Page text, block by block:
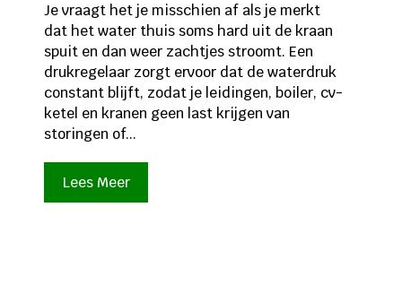
Je vraagt het je misschien af als je merkt
dat het water thuis soms hard uit de kraan
spuit en dan weer zachtjes stroomt. Een
drukregelaar zorgt ervoor dat de waterdruk
constant blijft, zodat je leidingen, boiler, cv-
ketel en kranen geen last krijgen van
storingen of...
Lees Meer